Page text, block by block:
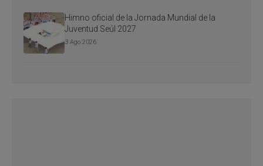
Himno oficial de la Jornada Mundial de la
Juventud Seúl 2027
3 Ago 2026